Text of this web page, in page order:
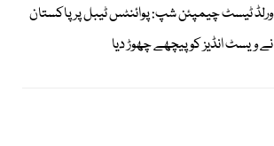
ورلڈ ٹیسٹ چیمپئن شپ: پوائنٹس ٹیبل پر پاکستان
نے ویسٹ انڈیز کو پیچھے چھوڑ دیا